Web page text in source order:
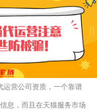
运营公司资质，一个靠谱
息，而且在天猫服务市场